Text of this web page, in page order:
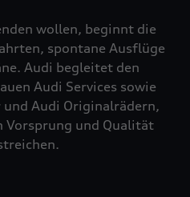
wollen, beginnt die
spontane Ausflüge
Audi begleitet den
Audi Services sowie
Audi Originalrädern,
Vorsprung und Qualität